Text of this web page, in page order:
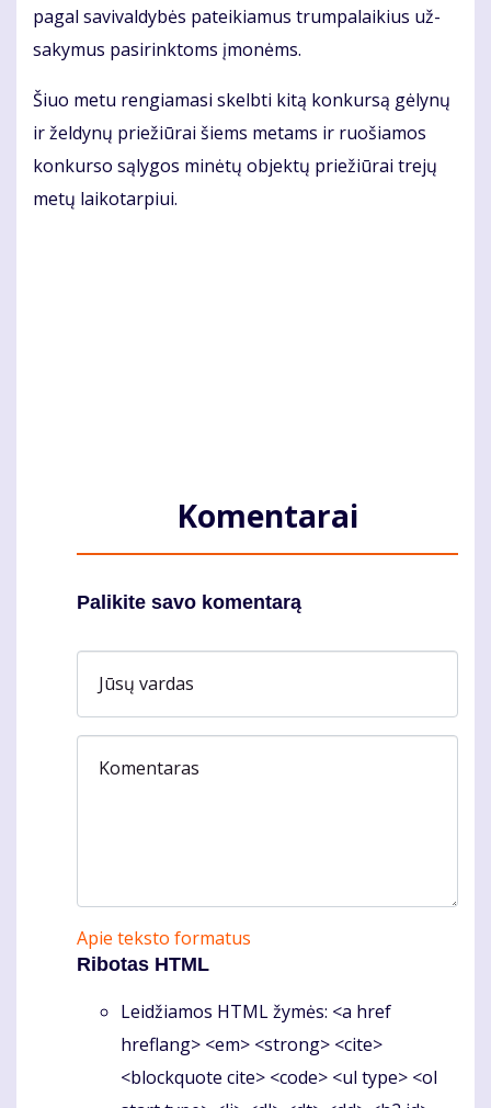
pa­gal sa­vi­val­dy­bės pa­tei­kia­mus trum­pa­lai­kius už­
sa­ky­mus pa­si­rink­toms įmo­nėms.
Šiuo me­tu ren­gia­ma­si skelb­ti ki­tą kon­kur­są gė­ly­nų
ir žel­dy­nų prie­žiū­rai šiems me­tams ir ruo­šia­mos
kon­kur­so są­ly­gos mi­nė­tų ob­jek­tų prie­žiū­rai tre­jų
me­tų lai­ko­tar­piui.
Komentarai
Palikite savo komentarą
Jūsų vardas
Komentaras
Apie teksto formatus
Ribotas HTML
Leidžiamos HTML žymės: <a href
hreflang> <em> <strong> <cite>
<blockquote cite> <code> <ul type> <ol